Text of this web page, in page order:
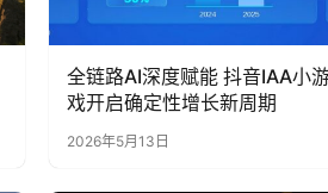
全链路AI深度赋能 抖音IAA小
戏开启确定性增长新周期
2026年5月13日